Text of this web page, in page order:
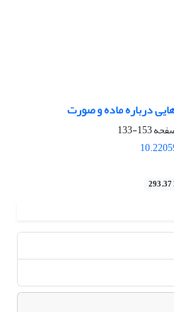
درباره ماده و صورت
153-133